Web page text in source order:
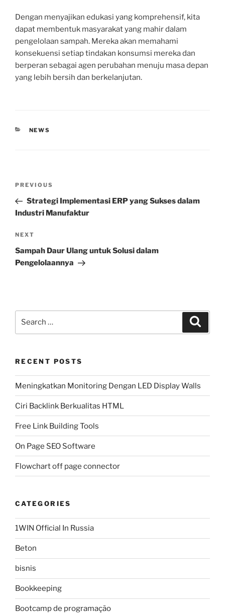
Dengan menyajikan edukasi yang komprehensif, kita
dapat membentuk masyarakat yang mahir dalam
pengelolaan sampah. Mereka akan memahami
konsekuensi setiap tindakan konsumsi mereka dan
berperan sebagai agen perubahan menuju masa depan
yang lebih bersih dan berkelanjutan.
CATEGORIES
NEWS
Previous
Post
PREVIOUS
Strategi Implementasi ERP yang Sukses dalam
Industri Manufaktur
Next
Post
NEXT
Sampah Daur Ulang untuk Solusi dalam
Pengelolaannya
RECENT POSTS
Meningkatkan Monitoring Dengan LED Display Walls
Ciri Backlink Berkualitas HTML
Free Link Building Tools
On Page SEO Software
Flowchart off page connector
CATEGORIES
1WIN Official In Russia
Beton
bisnis
Bookkeeping
Bootcamp de programação